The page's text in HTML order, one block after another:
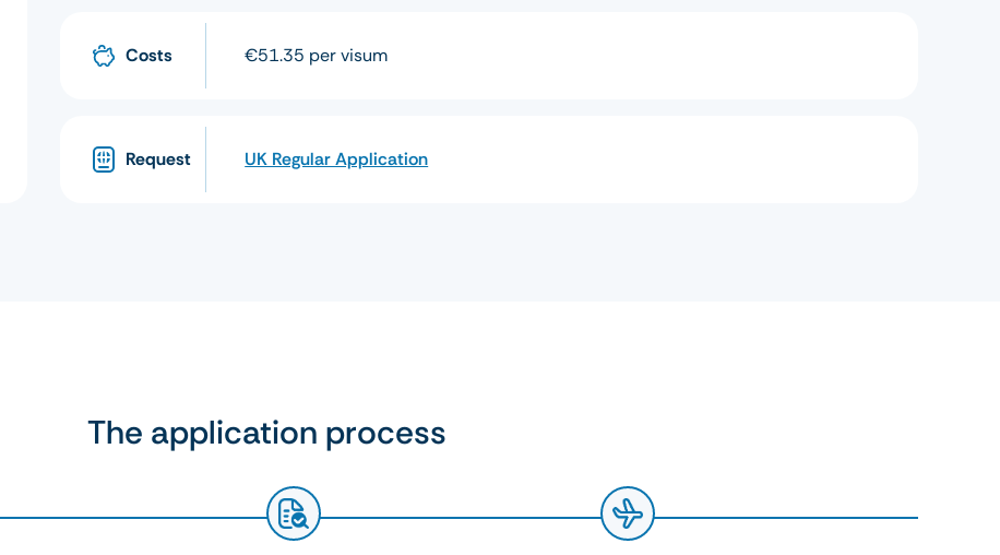
Costs €51.35 per visum
Request UK Regular Application
The application process